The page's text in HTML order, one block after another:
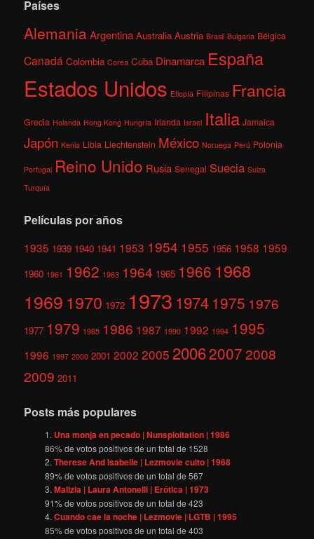
Países
AlemaniaArgentina Australia Austria Brasil Bulgaria Bélgica
Canadá Colombia Corea Cuba Dinamarca España
Estados Unidos Etiopía Filipinas Francia
Grecia Holanda Hong Kong Hungría Irlanda Israel Italia Jamaica
Japón Kenia Libia Liechtenstein México Noruega Perú Polonia
Portugal Reino Unido Rusia Senegal Suecia Suiza
Turquía
Películas por años
1935 1939 1940 1941 1953 1954 1955 1956 1958 1959
1960 1961 1962 1963 1964 1965 1966 1968
1969 1970 1972 1973 1974 1975 1976
1977 1979 1985 1986 1987 1990 1992 1994 1995
1996 1997 2000 2001 2002 2005 200620072008
2009 2011
Posts más populares
Una monja en pecado | Nunsploitation | 1986
86% de votos positivos de un total de 1528
Therese And Isabelle | Lezmovie culto | 1968
89% de votos positivos de un total de567
Malizia | Laura Antonelli | Erótica | 1973
91% de votos positivos de un total de423
Cuando cae la noche | Lezmovie | LGTB | 1995
85% de votos positivos de un total de403